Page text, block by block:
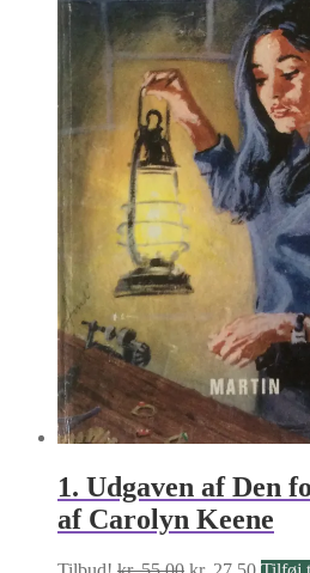
1. Udgaven af Den
af Carolyn Keene